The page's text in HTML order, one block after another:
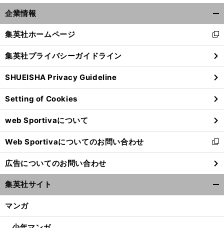
企業情報
閉
る
集英社ホームページ
新
し
い
ウ
ィ
ン
ド
ウ
で
開
く
集英社プライバシーガイドライン
SHUEISHA Privacy Guideline
Setting of Cookies
web Sportivaについて
Web Sportivaについてのお問い合わせ
新
し
い
ウ
ィ
ン
ウ
広告についてのお問い合わせ
集英社サイト
マンガ